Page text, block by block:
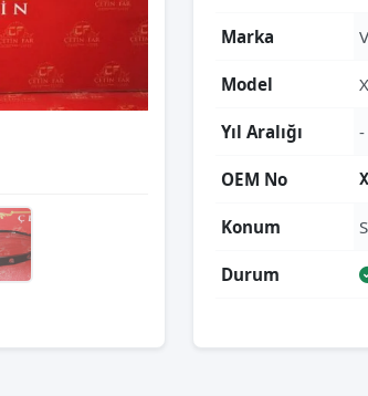
Marka
Model
Yıl Aralığı -
OEM No
Konum
Durum